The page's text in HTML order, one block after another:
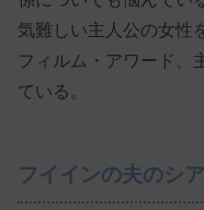
気難しい主人公の女性
フィルム・アワード、
ている。
フイインの夫のシ